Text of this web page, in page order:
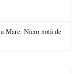
Mare. Nicio notă de